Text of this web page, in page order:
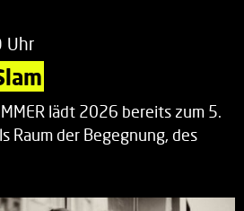
Uhr
lädt 2026 bereits zum 5.
Raum der Begegnung, des